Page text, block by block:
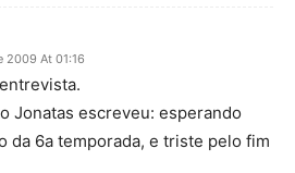
2009 At 01:16
Jonatas escreveu: esperando
da 6a temporada, e triste pelo fim